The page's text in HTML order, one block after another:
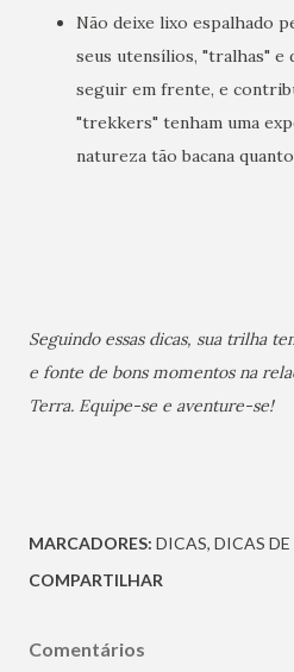
Não deixe lixo espalhado
seus utensílios, "tralhas" e
seguir em frente, e
"trekkers" tenham uma
natureza tão bacana quanto
Seguindo essas dicas, sua trilha
e fonte de bons momentos na
Terra. Equipe-se e aventure-se!
MARCADORES: DICAS DICAS DE
COMPARTILHAR
Comentários